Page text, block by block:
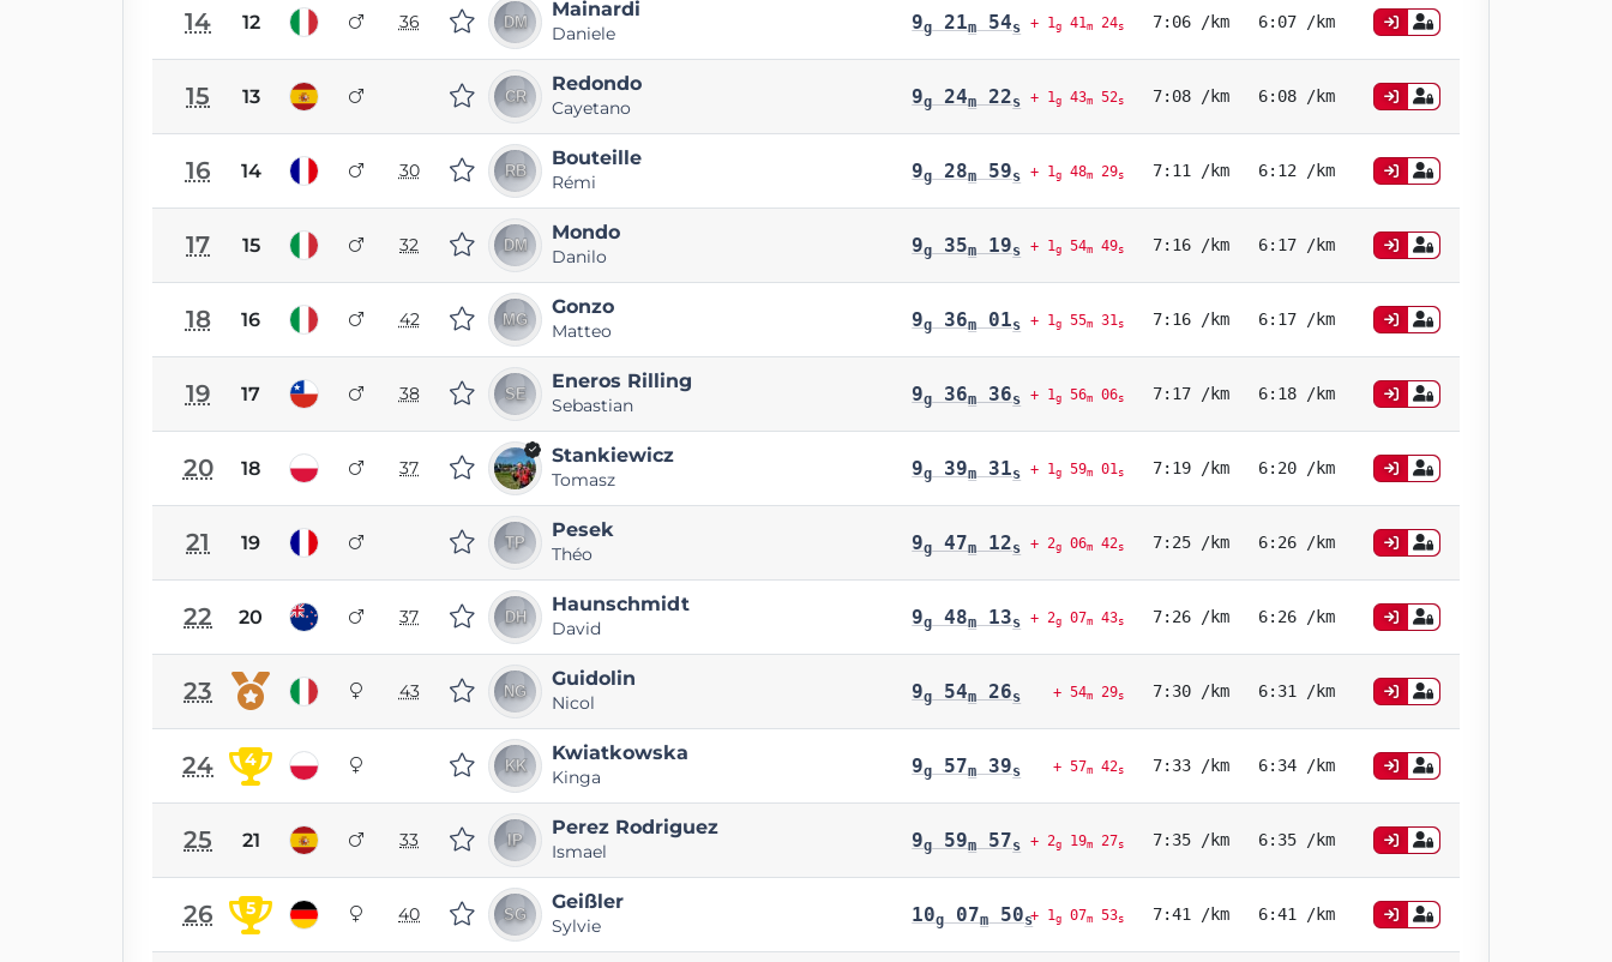
14 12 36
Mainardi
Daniele 9g 21m 54s + 1g41m24s 7:06 /km 6:07 /km
15 13
Redondo
Cayetano 9g 24m 22s + 1g43m52s 7:08 /km 6:08 /km
16 14 30
Bouteille
Rémi 9g 28m 59s + 1g48m29s 7:11 /km 6:12 /km
17 15 32
Mondo
Danilo 9g 35m 19s + 1g54m49s 7:16 /km 6:17 /km
18 16 42
Gonzo
Matteo 9g 36m 01s + 1g55m31s 7:16 /km 6:17 /km
19 17 38
Eneros Rilling
Sebastian 9g 36m 36s + 1g56m06s 7:17 /km 6:18 /km
20 18 37
Stankiewicz
Tomasz 9g 39m 31s + 1g59m01s 7:19 /km 6:20 /km
21 19
Pesek
Théo 9g 47m 12s + 2g06m42s 7:25 /km 6:26 /km
22 20 37
Haunschmidt
David 9g 48m 13s + 2g07m43s 7:26 /km 6:26 /km
23 43
Guidolin
Nicol 9g 54m 26s + 54m29s 7:30 /km 6:31 /km
24 4 Kwiatkowska
Kinga 9g 57m 39s + 57m42s 7:33 /km 6:34 /km
25 21 33
Perez Rodriguez
Ismael 9g 59m 57s + 2g19m27s 7:35 /km 6:35 /km
26 5 40
Geißler
Sylvie 10g 07m 50s+ 1g07m53s 7:41 /km 6:41 /km